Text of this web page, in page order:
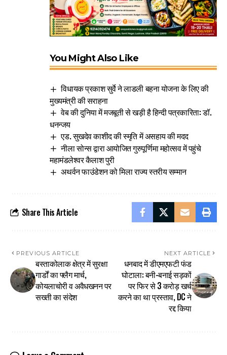
You Might Also Like
विधायक प्रकाश सुर्वे ने लाडली बहना योजना के लिए की
मुख्यमंत्री की सराहना
वेब की दुनिया में मजबूती से खड़ी है हिन्दी पत्रकारिता: डॉ.
धनन्जय
एड. सुखदेव काशीद की स्मृति में असहाय की मदद
नीला सोन्स द्वारा आयोजित गुरुपूर्णिमा महोत्सव में पहुंचे
महामंडलेश्वर कैलाश पुरी
अथर्वन फाउंडेशन को मिला राज्य स्तरीय सम्मान
Share This Article
PREVIOUS ARTICLE
बस्ताकोलाक क्षेत्र में सुरक्षा
गार्डों का फ्लैग मार्च,
कोयलाचोरी व अवैधखनन पर
सख्ती का संदेश
NEXT ARTICLE
धनबाद में डीएमएफटी फंड
घोटाला: बनी-बनाई सड़कों
पर फिर से 3 करोड़ खर्च
करने का था प्रस्ताव, DC ने
रद्द किया